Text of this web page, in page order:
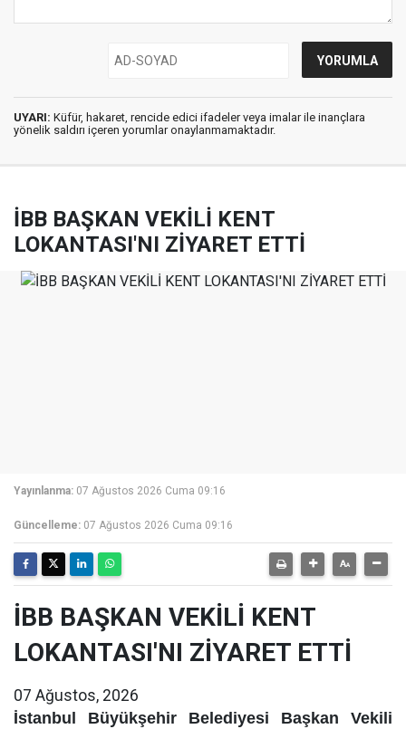
UYARI: Küfür, hakaret, rencide edici ifadeler veya imalar ile inançlara
yönelik saldırı içeren yorumlar onaylanmamaktadır.
İBB BAŞKAN VEKİLİ KENT
LOKANTASI'NI ZİYARET ETTİ
Yayınlanma: 07 Ağustos 2026 Cuma 09:16
Güncelleme: 07 Ağustos 2026 Cuma 09:16
İBB BAŞKAN VEKİLİ KENT
LOKANTASI'NI ZİYARET ETTİ
07 Ağustos, 2026
İstanbul Büyükşehir Belediyesi Başkan Vekili